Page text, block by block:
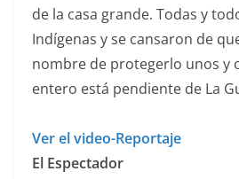
de la casa grande. Todas y
Indígenas y se cansaron de
nombre de protegerlo unos y
entero está pendiente de La
Ver el video-Reportaje
El Espectador